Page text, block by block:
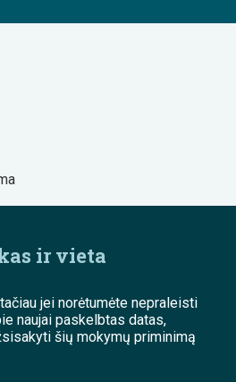
ir vieta
jei norėtumėte nepraleisti
naujai paskelbtas datas,
šių mokymų priminimą